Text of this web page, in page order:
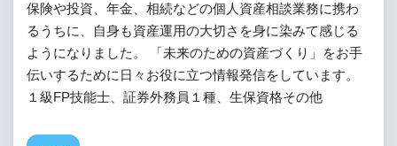
保険や投資、年金、相続などの個人資産相談業務に携わ
るうちに、自身も資産運用の大切さを身に染みて感じる
ようになりました。 「未来のための資産づくり」をお手
伝いするために日々お役に立つ情報発信をしています。
１級FP技能士、証券外務員１種、生保資格その他